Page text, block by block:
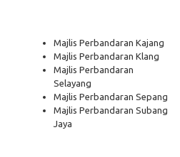
Majlis Perbandaran Kajang
Majlis Perbandaran Klang
Majlis Perbandaran
Selayang
Majlis Perbandaran Sepang
Majlis Perbandaran Subang
Jaya